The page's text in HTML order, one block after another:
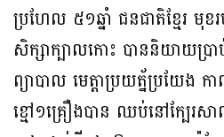
ប្រហែល ៥១ឆ្នាំ ជនជាតិខ្មែរ មុ
សិក្សាក្បាលកោះ បាននិយាយប្រ
ព្យាបាល មេត្តាប្រយត្ន័ប្រយែង
ខ្មៅ១គ្រឿងបាន ឈប់នៅក្បែរ